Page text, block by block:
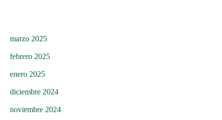
marzo 2025
febrero 2025
enero 2025
diciembre 2024
noviembre 2024